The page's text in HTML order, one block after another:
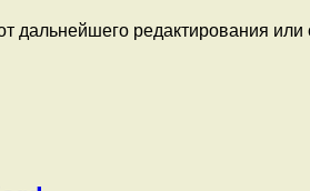
дальнейшего редактирования